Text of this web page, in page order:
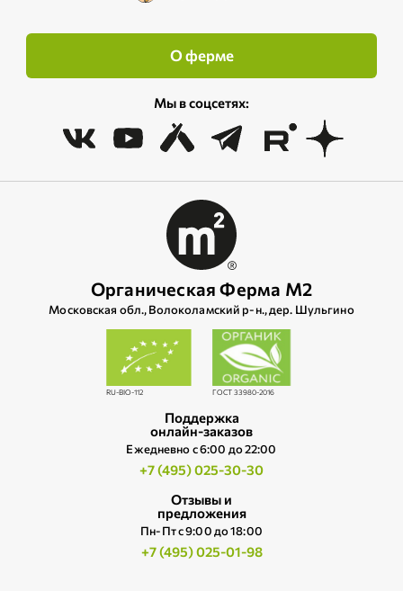
О ферме
Мы в соцсетях:
Органическая Ферма М2
Московская обл., Волоколамский р‑н., дер. Шульгино
RU-BIO-112 ГОСТ 33980-2016
Поддержка
онлайн-заказов
Ежедневно c 6:00 до 22:00
+7 (495) 025-30-30
Отзывы и
предложения
Пн-Пт с 9:00 до 18:00
+7 (495) 025-01-98